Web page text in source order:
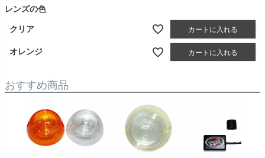
レンズの色
クリア カートに入れる
オレンジ カートに入れる
おすすめ商品